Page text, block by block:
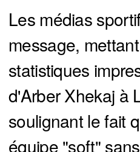
Les médias
message,
statistiques
d'Arber Xhekaj à
soulignant le fait
équipe "soft"